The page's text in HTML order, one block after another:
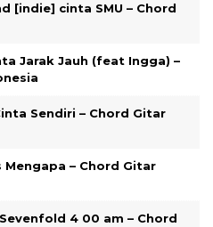
[indie] cinta SMU – Chord
Jarak Jauh (feat Ingga) –
Sendiri – Chord Gitar
Mengapa – Chord Gitar
4 00 am – Chord